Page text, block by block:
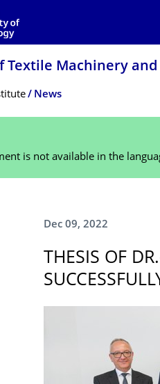
Textile Machinery
News
is not available in the
Dec 09, 2022
THESIS OF